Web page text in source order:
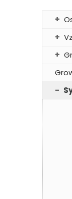
P
n
n
í
p
a
n
e
l
e